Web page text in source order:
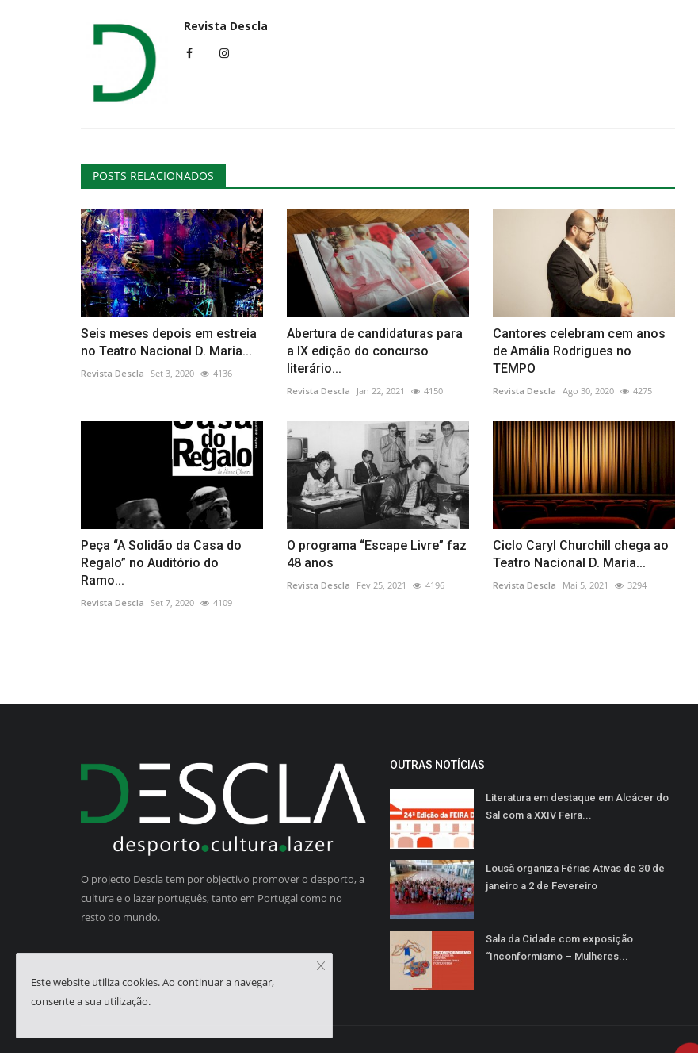
Revista Descla
POSTS RELACIONADOS
Seis meses depois em estreia
no Teatro Nacional D. Maria...
Revista Descla Set 3, 2020 4136
Abertura de candidaturas para
a IX edição do concurso
literário...
Revista Descla Jan 22, 2021 4150
Cantores celebram cem anos
de Amália Rodrigues no
TEMPO
Revista Descla Ago 30, 2020 4275
Peça “A Solidão da Casa do
Regalo” no Auditório do
Ramo...
Revista Descla Set 7, 2020 4109
O programa “Escape Livre” faz
48 anos
Revista Descla Fev 25, 2021 4196
Ciclo Caryl Churchill chega ao
Teatro Nacional D. Maria...
Revista Descla Mai 5, 2021 3294
O projecto Descla tem por objectivo promover o desporto, a
cultura e o lazer português, tanto em Portugal como no
resto do mundo.
OUTRAS NOTÍCIAS
Literatura em destaque em Alcácer do
Sal com a XXIV Feira...
Lousã organiza Férias Ativas de 30 de
janeiro a 2 de Fevereiro
Sala da Cidade com exposição
“Inconformismo – Mulheres...
Este website utiliza cookies. Ao continuar a navegar,
consente a sua utilização.